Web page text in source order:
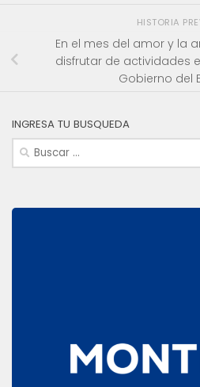
HISTORIA
En el mes del amor y la
disfrutar de actividades
Gobierno del
INGRESA TU BUSQUEDA
Buscar: